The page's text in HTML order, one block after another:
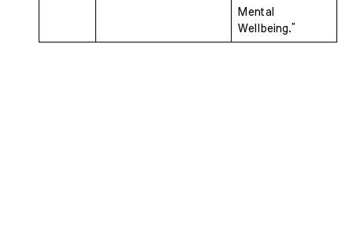
Mental
Wellbeing.”